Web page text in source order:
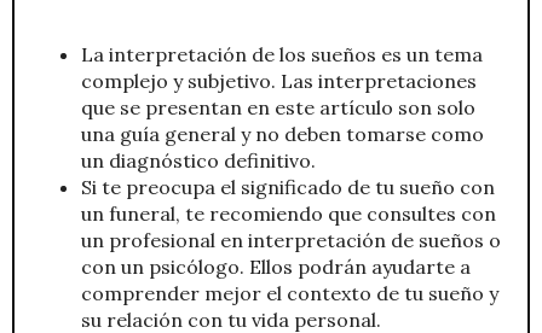
La interpretación de los sueños es un tema
complejo y subjetivo. Las interpretaciones
que se presentan en este artículo son solo
una guía general y no deben tomarse como
un diagnóstico definitivo.
Si te preocupa el significado de tu sueño con
un funeral, te recomiendo que consultes con
un profesional en interpretación de sueños o
con un psicólogo. Ellos podrán ayudarte a
comprender mejor el contexto de tu sueño y
su relación con tu vida personal.